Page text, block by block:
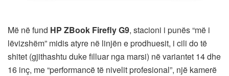
Më në fund HP ZBook Firefly G9, stacioni i punës “më i
lëvizshëm” midis atyre në linjën e prodhuesit, i cili do të
shitet (gjithashtu duke filluar nga marsi) në variantet 14 dhe
16 inç, me “performancë të nivelit profesional”, një kamerë